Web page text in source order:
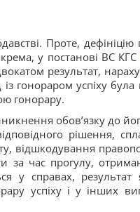
Проте,
у постанові ВС КГС
результат,
із гонораром успіху
гонорару.
обов’язку до
рішення,
відшкодування
за час прогулу,
у справах,
успіху і у інших